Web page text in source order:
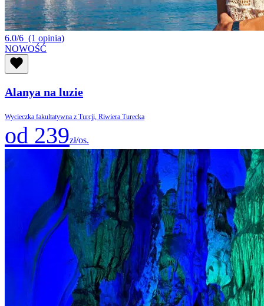
6.0/6 (1 opinia)
NOWOŚĆ
Alanya na luzie
Wycieczka fakultatywna z Turcji, Riwiera Turecka
od 239zł/os.